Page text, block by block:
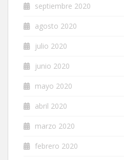
septiembre 2020
agosto 2020
julio 2020
junio 2020
mayo 2020
abril 2020
marzo 2020
febrero 2020